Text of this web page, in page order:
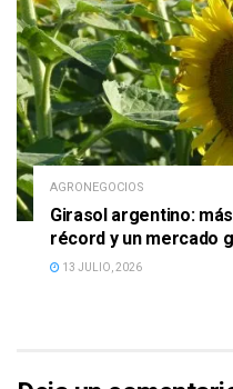
AGRONEGOCIOS
Girasol argentino:
récord y un mercado
13 JULIO, 2026